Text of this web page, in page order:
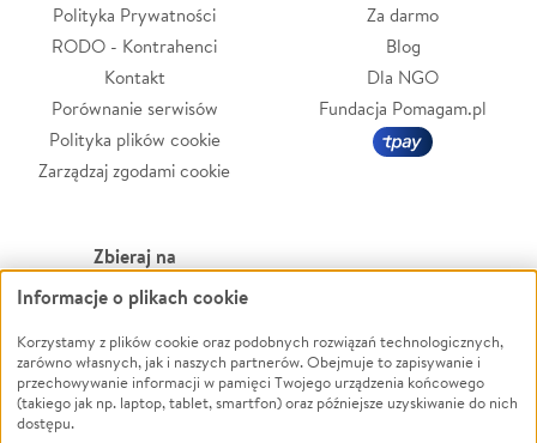
Polityka Prywatności
RODO - Kontrahenci
Kontakt
Porównanie serwisów
Polityka plików cookie
Zarządzaj zgodami cookie
Za darmo
Blog
Dla NGO
Fundacja Pomagam.pl
Zbieraj na
Leczenie
Zwierzęta
Pożar
Ukraina
Powódź
Wichura
NGO
Informacje o plikach cookie
Korzystamy z plików cookie oraz podobnych rozwiązań technologicznych,
zarówno własnych, jak i naszych partnerów. Obejmuje to zapisywanie i
przechowywanie informacji w pamięci Twojego urządzenia końcowego
(takiego jak np. laptop, tablet, smartfon) oraz późniejsze uzyskiwanie do nich
dostępu.